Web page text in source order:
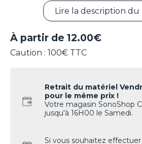
Lire la description
À partir de 12.00€
Caution : 100€ TTC
Retrait du matériel
pour le même prix !
Votre magasin SonoShop
jusqu'à 16H00 le Samedi.
Si vous souhaitez